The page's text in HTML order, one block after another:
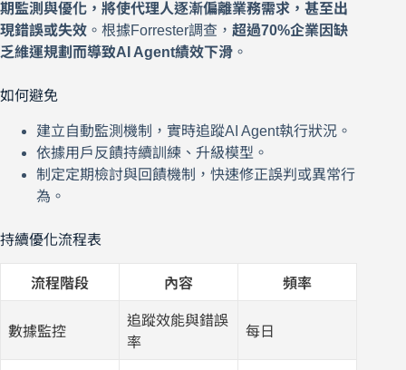
期監測與優化，將使代理人逐漸偏離業務需求，甚至出
現錯誤或失效 。根據Forrester調查， 超過70%企業因缺
乏維運規劃而導致AI Agent績效下滑 。
如何避免
建立自動監測機制，實時追蹤AI Agent執行狀況。
依據用戶反饋持續訓練、升級模型。
制定定期檢討與回饋機制，快速修正誤判或異常行
為。
持續優化流程表
流程階段 內容 頻率
數據監控
追蹤效能與錯誤
率
每日